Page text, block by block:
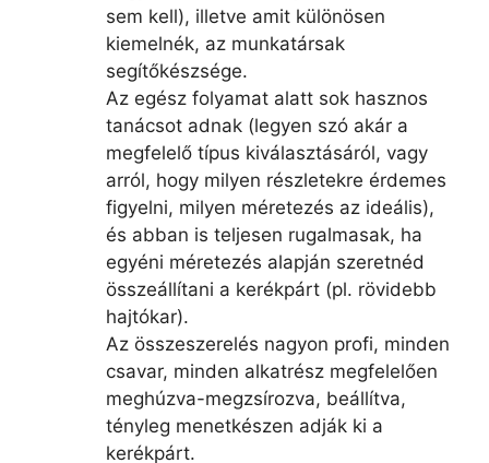
sem kell), illetve amit különösen
kiemelnék, az munkatársak
segítőkészsége.
Az egész folyamat alatt sok hasznos
tanácsot adnak (legyen szó akár a
megfelelő típus kiválasztásáról, vagy
arról, hogy milyen részletekre érdemes
figyelni, milyen méretezés az ideális),
és abban is teljesen rugalmasak, ha
egyéni méretezés alapján szeretnéd
összeállítani a kerékpárt (pl. rövidebb
hajtókar).
Az összeszerelés nagyon profi, minden
csavar, minden alkatrész megfelelően
meghúzva-megzsírozva, beállítva,
tényleg menetkészen adják ki a
kerékpárt.